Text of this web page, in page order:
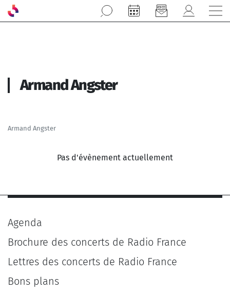
Aller au contenu principal
Armand Angster
Armand Angster
Pas d'évènement actuellement
Agenda
Brochure des concerts de Radio France
Lettres des concerts de Radio France
Bons plans